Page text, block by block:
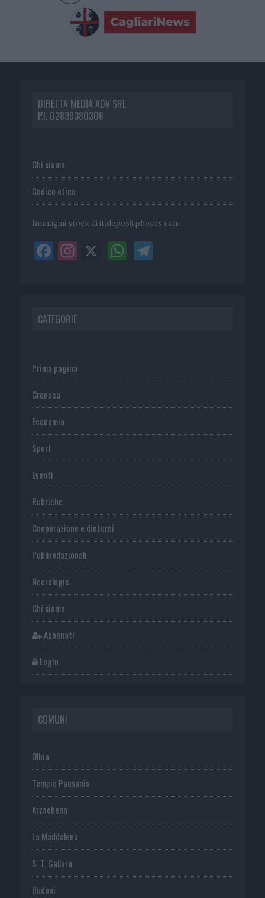
DIRETTA MEDIA ADV SRL
P.I. 02839380306
Chi siamo
Codice etico
Immagini stock di it.depositphotos.com
CATEGORIE
Prima pagina
Cronaca
Economia
Sport
Eventi
Rubriche
Cooperazione e dintorni
Publiredazionali
Necrologie
Chi siamo
Abbonati
Login
COMUNI
Olbia
Tempio Pausania
Arzachena
La Maddalena
S. T. Gallura
Budoni